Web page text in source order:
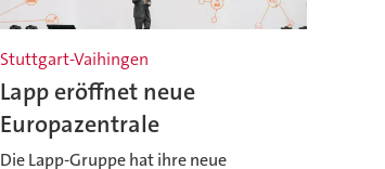
Stuttgart-Vaihingen
Lapp eröffnet neue
Europazentrale
Die Lapp-Gruppe hat ihre neue